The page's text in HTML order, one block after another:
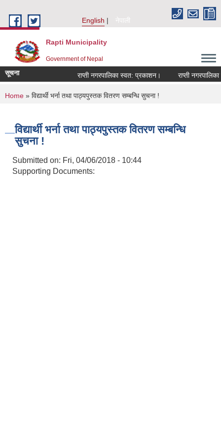
English
नेपाली
Rapti Municipality
Government of Nepal
सूचना राप्ती नगरपालिका स्वत: प्रकाशन। राप्ती नगरपालिका
You are here
Home » विद्यार्थी भर्ना तथा पाठ्‍यपुस्तक वितरण सम्बन्धि सुचना !
विद्यार्थी भर्ना तथा पाठ्‍यपुस्तक वितरण सम्बन्धि
सुचना !
Submitted on: Fri, 04/06/2018 - 10:44
Supporting Documents: